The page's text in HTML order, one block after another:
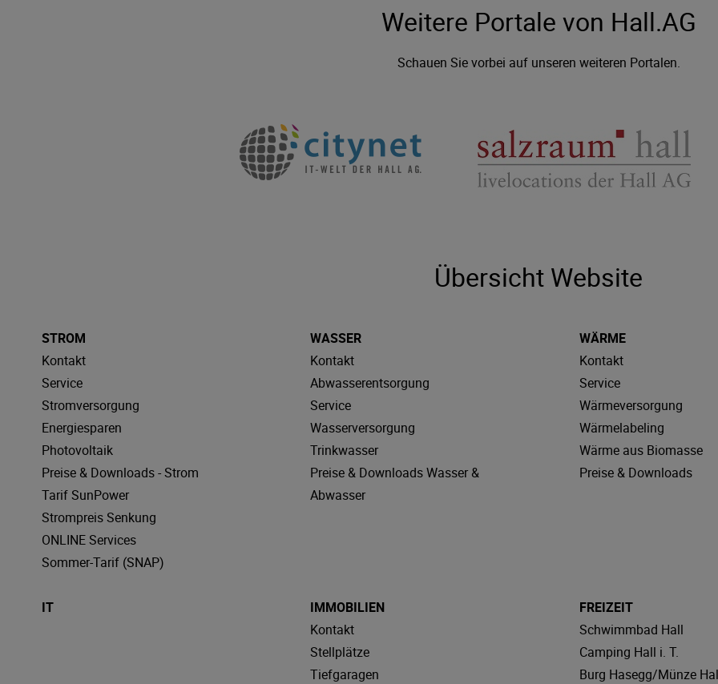
Weitere Portale von Hall.AG
Schauen Sie vorbei auf unseren weiteren Portalen.
Übersicht Website
STROM
Kontakt
Service
Stromversorgung
Energiesparen
Photovoltaik
Preise & Downloads - Strom
Tarif SunPower
Strompreis Senkung
ONLINE Services
Sommer-Tarif (SNAP)
WASSER
Kontakt
Abwasserentsorgung
Service
Wasserversorgung
Trinkwasser
Preise & Downloads Wasser &
Abwasser
WÄRME
Kontakt
Service
Wärmeversorgung
Wärmelabeling
Wärme aus Biomasse
Preise & Downloads
IT
IMMOBILIEN
Kontakt
Stellplätze
Tiefgaragen
FREIZEIT
Schwimmbad Hall
Camping Hall i. T.
Burg Hasegg/Münze